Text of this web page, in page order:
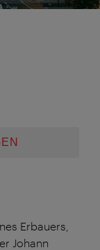
Erbauers,
Johann